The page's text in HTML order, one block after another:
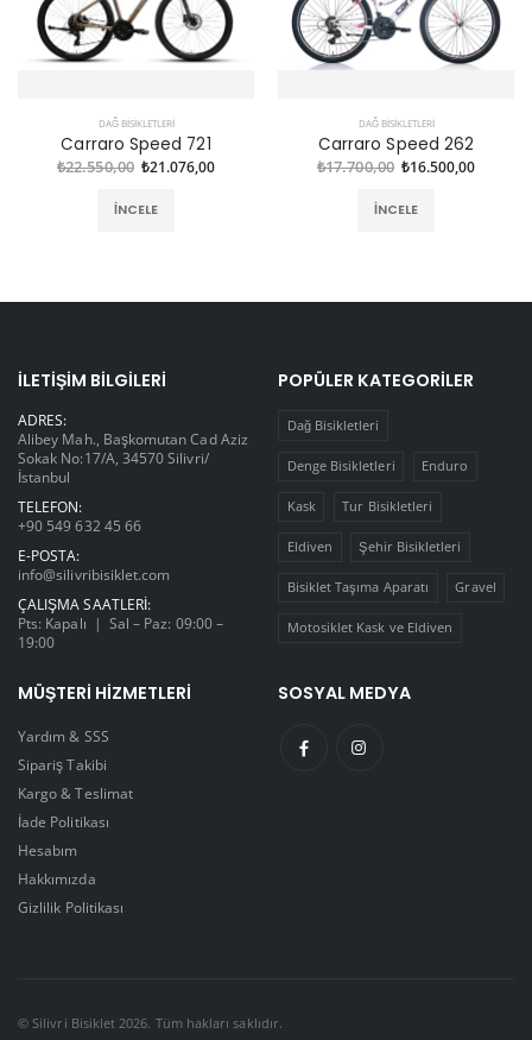
DAĞ BISIKLETLERI
Carraro Speed 721
₺22.550,00 ₺21.076,00
İNCELE
DAĞ BISIKLETLERI
Carraro Speed 262
₺17.700,00 ₺16.500,00
İNCELE
İLETIŞIM BILGILERI
ADRES:
Alibey Mah., Başkomutan Cad Aziz
Sokak No:17/A, 34570 Silivri/
İstanbul
TELEFON:
+90 549 632 45 66
E-POSTA:
info@silivribisiklet.com
ÇALIŞMA SAATLERI:
Pts: Kapalı | Sal – Paz: 09:00 –
19:00
POPÜLER KATEGORILER
Dağ Bisikletleri
Denge Bisikletleri Enduro
Kask Tur Bisikletleri
Eldiven Şehir Bisikletleri
Bisiklet Taşıma Aparatı Gravel
Motosiklet Kask ve Eldiven
MÜŞTERI HIZMETLERI
Yardım & SSS
Sipariş Takibi
Kargo & Teslimat
İade Politikası
Hesabım
Hakkımızda
Gizlilik Politikası
SOSYAL MEDYA
© Silivri Bisiklet 2026. Tüm hakları saklıdır.